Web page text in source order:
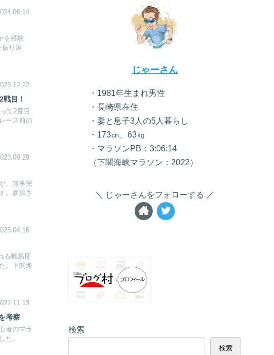
を経験
り返
目！
て2度目
ース前の
、無事完
。参加さ
る難易度
。下関海
考察
者のマラ
た。
じゃーさん
・1981年生まれ男性
・長崎県在住
・妻と息子3人の5人暮らし
・173㎝、63㎏
・マラソンPB：3:06:14
（下関海峡マラソン：2022）
じゃーさんをフォローする
検索
検索